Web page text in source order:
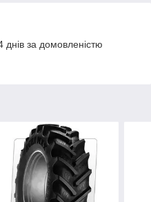
за домовленістю